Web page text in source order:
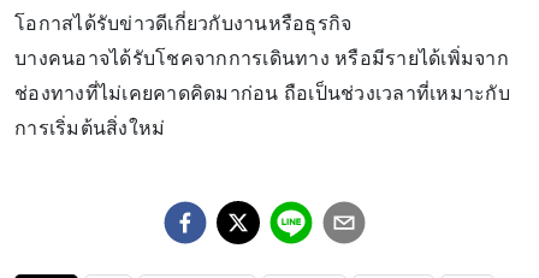
โอกาสได้รับข่าวดีเกี่ยวกับงานหรือธุรกิจ
บางคนอาจได้รับโชคจากการเดินทาง หรือมีรายได้เพิ่มจาก
ช่องทางที่ไม่เคยคาดคิดมาก่อน ถือเป็นช่วงเวลาที่เหมาะกับ
การเริ่มต้นสิ่งใหม่